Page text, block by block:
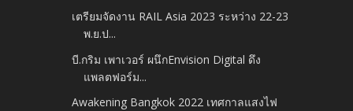
เตรียมจัดงาน RAIL Asia 2023 ระหว่าง 22-23
พ.ย.ป...
บี.กริม เพาเวอร์ ผนึกEnvision Digital ดึง
แพลตฟอร์ม...
Awakening Bangkok 2022 เทศกาลแสงไฟ